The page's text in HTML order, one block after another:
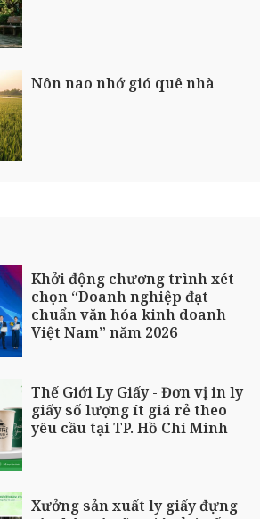
Nôn nao nhớ gió quê nhà
Khởi động chương trình xét
chọn “Doanh nghiệp đạt
chuẩn văn hóa kinh doanh
Việt Nam” năm 2026
Thế Giới Ly Giấy - Đơn vị in ly
giấy số lượng ít giá rẻ theo
yêu cầu tại TP. Hồ Chí Minh
Xưởng sản xuất ly giấy đựng